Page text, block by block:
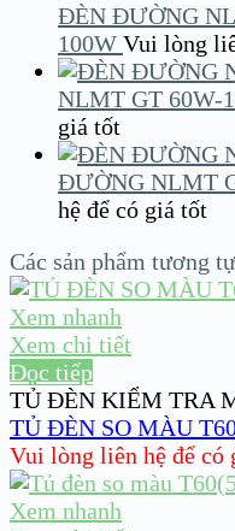
ĐÈN ĐƯỜNG
100W Vui lòng
NLMT GT 60W-
giá tốt
ĐƯỜNG NLMT
hệ để có giá tốt
Các sản phẩm tương tự
Xem nhanh
Xem chi tiết
Đọc tiếp
TỦ ĐÈN KIỂM TRA
TỦ ĐÈN SO MÀU
Vui lòng liên hệ để có
Xem nhanh